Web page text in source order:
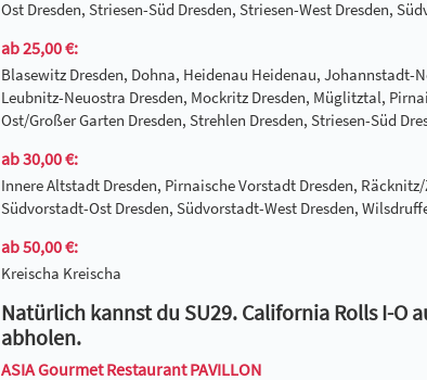
Ost Dresden, Striesen-Süd Dresden, Striesen-West Dresden,
ab 25,00 €:
Blasewitz Dresden, Dohna, Heidenau Heidenau,
Leubnitz-Neuostra Dresden, Mockritz Dresden, Müglitztal,
Ost/Großer Garten Dresden, Strehlen Dresden, Striesen-Süd
ab 30,00 €:
Innere Altstadt Dresden, Pirnaische Vorstadt Dresden,
Südvorstadt-Ost Dresden, Südvorstadt-West Dresden,
ab 50,00 €:
Kreischa Kreischa
Natürlich kannst du SU29. California Rolls I-O
abholen.
ASIA Gourmet Restaurant PAVILLON